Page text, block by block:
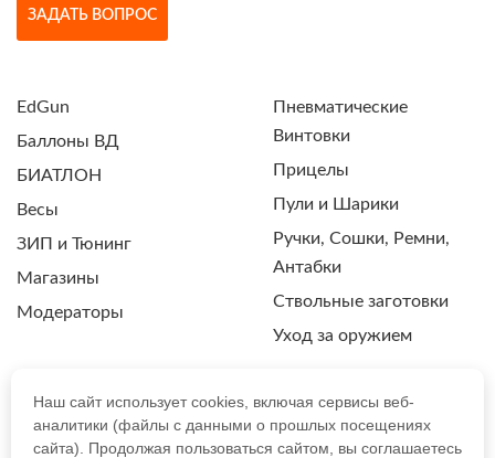
ЗАДАТЬ ВОПРОС
EdGun
Баллоны ВД
БИАТЛОН
Весы
ЗИП и Тюнинг
Магазины
Модераторы
Пневматические
Винтовки
Прицелы
Пули и Шарики
Ручки, Сошки, Ремни,
Антабки
Ствольные заготовки
Уход за оружием
ПОЛИТИКА КОНФИДЕНЦИАЛЬНОСТИ
Наш сайт использует cookies, включая сервисы веб-
аналитики (файлы с данными о прошлых посещениях
сайта). Продолжая пользоваться сайтом, вы соглашаетесь